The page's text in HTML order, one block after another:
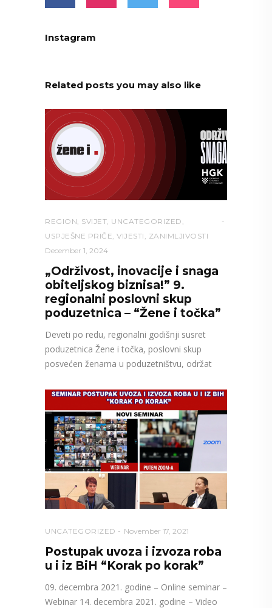
Instagram
Related posts you may also like
REGION SVIJET UNCATEGORIZED
USPJEŠNE PRIČE VIJESTI
ZANIMLJIVOSTI
December 1, 2024
„Održivost, inovacije i snaga
obiteljskog biznisa!” 9.
regionalni poslovni skup
poduzetnica – “Žene i točka”
Deveti po redu, regionalni godišnji susret
poduzetnica Žene i točka, poslovni skup
posvećen ženama u poduzetništvu, održat
UNCATEGORIZED November 17, 2021
Postupak uvoza i izvoza roba
u i iz BiH “Korak po korak”
09. decembra 2021. godine – Online seminar –
Webinar 14. decembra 2021. godine – Video